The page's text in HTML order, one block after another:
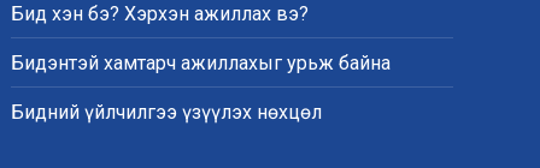
Бид хэн бэ? Хэрхэн ажиллах вэ?
Бидэнтэй хамтарч ажиллахыг урьж байна
Бидний үйлчилгээ үзүүлэх нөхцөл